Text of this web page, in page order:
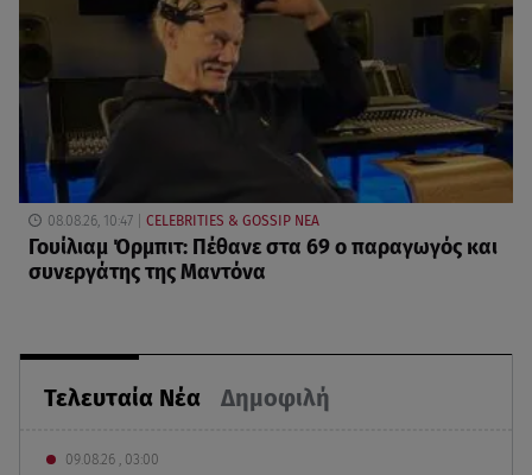
Τελευταία Νέα Δημοφιλή
09.08.26 , 03:00
08.08.26, 10:47 CELEBRITIES & GOSSIP ΝΕΑ
Γουίλιαμ Όρμπιτ: Πέθανε στα 69 ο παραγωγός και
συνεργάτης της Μαντόνα